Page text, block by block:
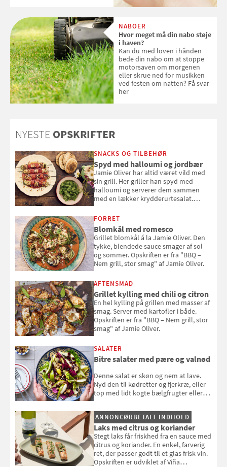
med SPF kan erstatte
solcreme, når man bevæger
sig ud i solen
NABOER
Hvor meget må din nabo støje
i haven?
Kan du med loven i hånden
bede din nabo om at stoppe
motorsaven om morgenen
eller skrue ned for musikken
ved festen om natten? Få svar
her
NYESTE OPSKRIFTER
SNACKS OG TILBEHØR
Spyd med halloumi og jordbær
Jamie Oliver har altid været vild med
sin grill. Her griller han spyd med
halloumi og serverer dem sammen
med en lækker krydderurtesalat.
smag" af Jamie Oliver.
FORRET
Blomkål med romesco
Grillet blomkål á la Jamie Oliver. Den
tykke, blendede sauce smager af sol
og sommer. Opskriften er fra "BBQ –
Nem grill, stor smag" af Jamie Oliver.
AFTENSMAD
Grillet kylling med chili og citron
En hel kylling på grillen med masser af
smag. Server med kartofler i både.
Opskriften er fra "BBQ – Nem grill, stor
smag" af Jamie Oliver.
SALATER
Bitre salater med pære og valnød
Denne salat er skøn og nem at lave.
Nyd den til kødretter og fjerkræ, eller
top med lidt kogte bælgfrugter eller
selvstændigt måltid. Opskriften er fra
Louisa Lorangs kogebog "Salat".
ANNONCØRBETALT INDHOLD
Laks med citrus og koriander
Stegt laks får friskhed fra en sauce med
citrus og koriander. En enkel, farverig
ret, der passer godt til et glas frisk vin.
Opskriften er udviklet af Viña